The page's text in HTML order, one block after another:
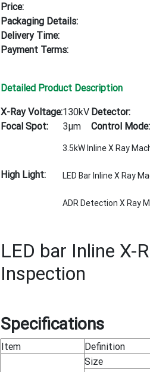
Price:
Packaging Details:
Delivery Time:
Payment Terms:
Detailed Product Description
X-Ray Voltage:130kV Detector:
Focal Spot:
3μm Control Mode:
High Light:
3.5kW Inline X Ray
LED Bar Inline X Ray
ADR Detection X Ray
LED bar Inline X-
Inspection
Specifications
Item Definition
Size